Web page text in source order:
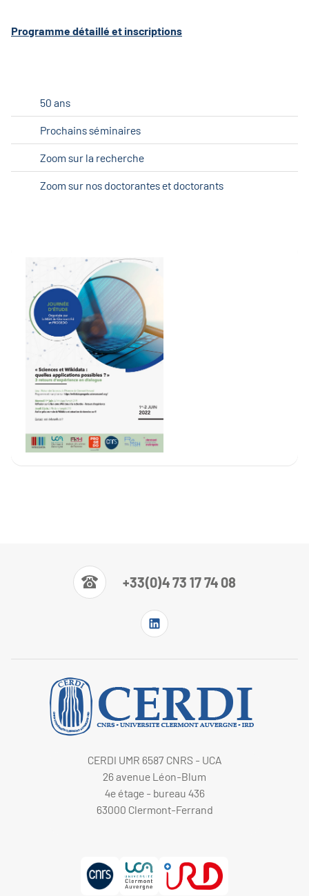
Programme détaillé et inscriptions
50 ans
Prochains séminaires
Zoom sur la recherche
Zoom sur nos doctorantes et doctorants
+33(0)4 73 17 74 08
CERDI UMR 6587 CNRS - UCA
26 avenue Léon-Blum
4e étage - bureau 436
63000 Clermont-Ferrand